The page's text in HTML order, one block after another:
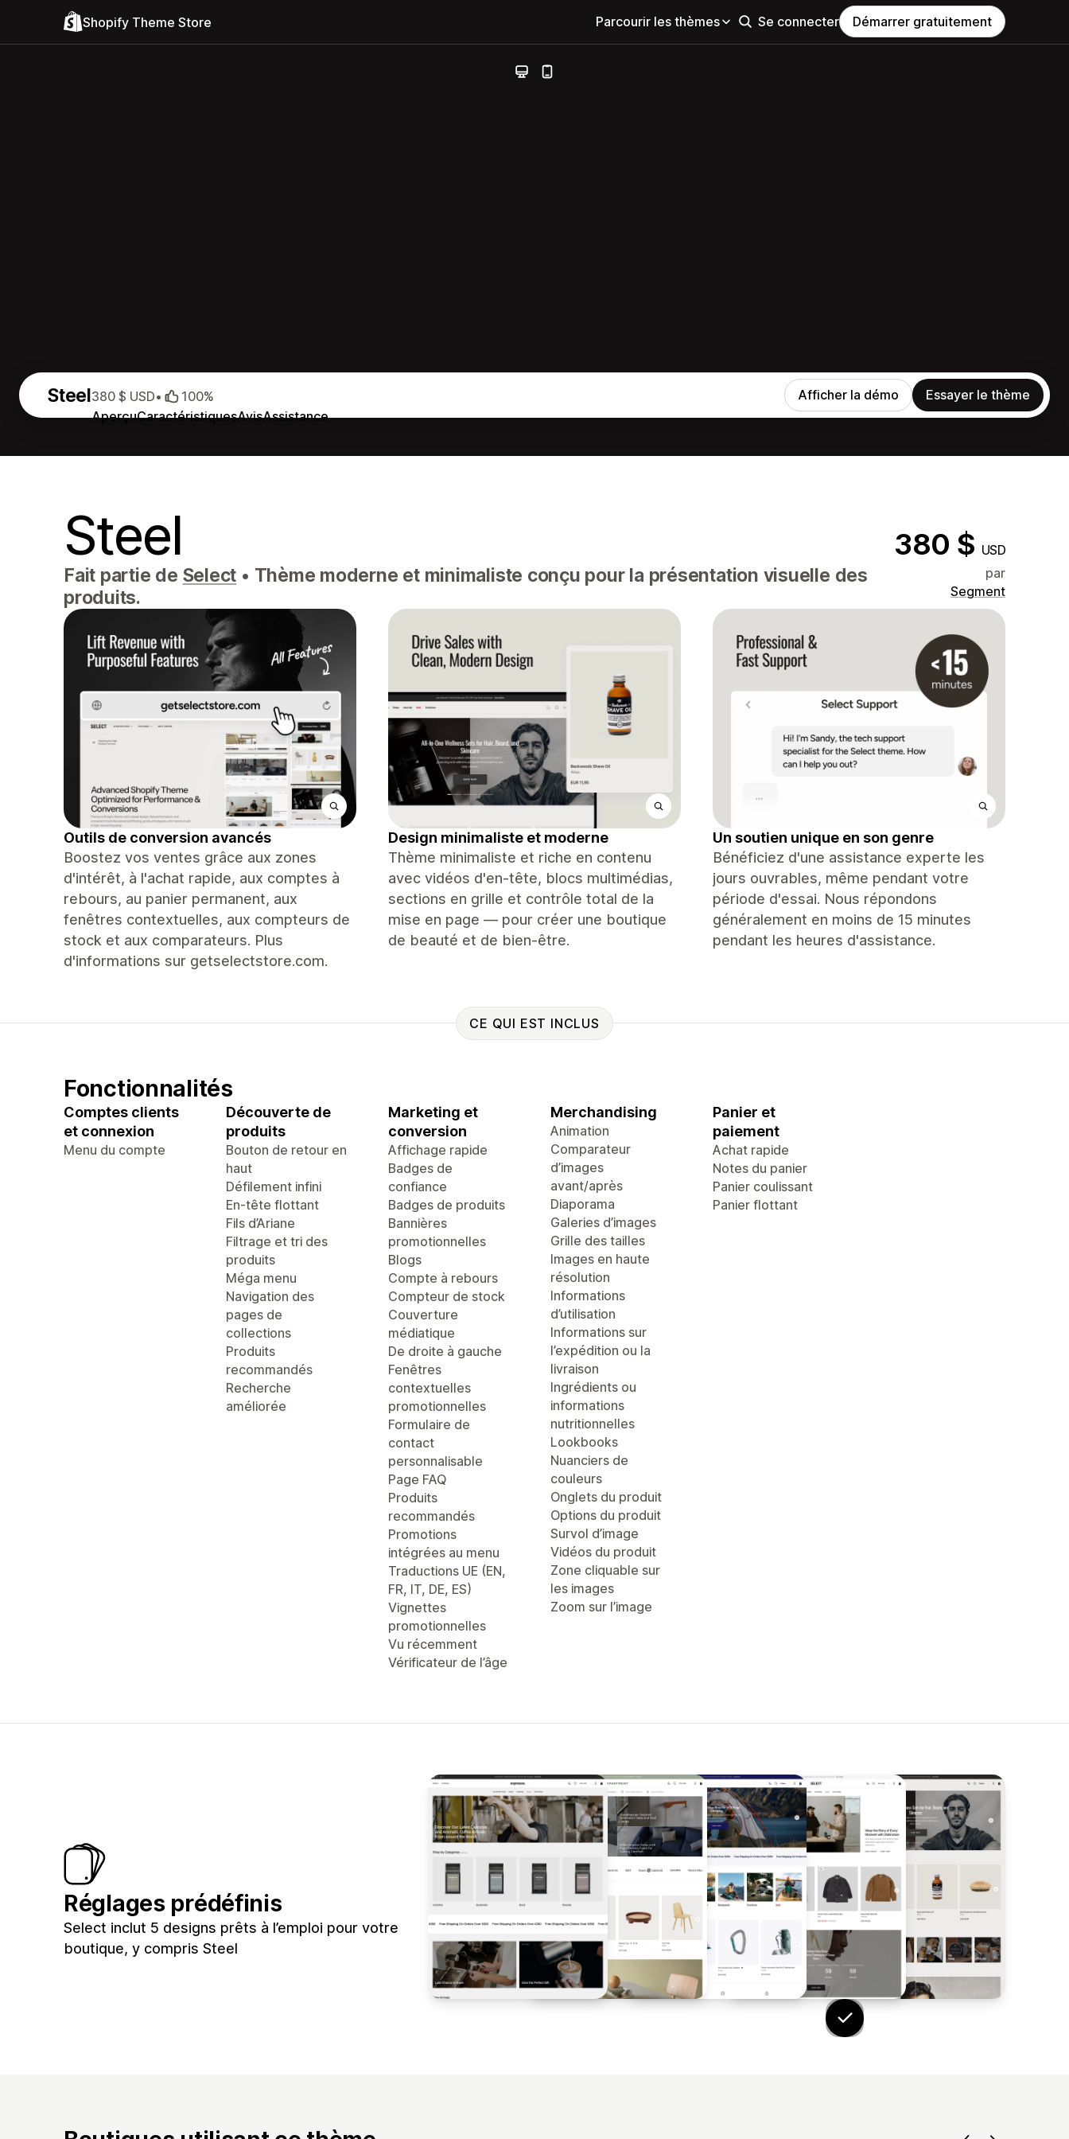
Shopify Theme Store Parcourir les thèmes Se connecter Démarrer gratuitement
Steel
AperçuCaractéristiquesAvisAssistance
380 $ USD• 100% Afficher la démo Essayer le thème
Steel 380 $ USD
Fait partie de Select • Thème moderne et minimaliste conçu pour la présentation visuelle des
produits.
par
Segment
Outils de conversion avancés
Boostez vos ventes grâce aux zones
d'intérêt, à l'achat rapide, aux comptes à
rebours, au panier permanent, aux
fenêtres contextuelles, aux compteurs de
stock et aux comparateurs. Plus
d'informations sur getselectstore.com.
Design minimaliste et moderne
Thème minimaliste et riche en contenu
avec vidéos d'en-tête, blocs multimédias,
sections en grille et contrôle total de la
mise en page — pour créer une boutique
de beauté et de bien-être.
Un soutien unique en son genre
Bénéficiez d'une assistance experte les
jours ouvrables, même pendant votre
période d'essai. Nous répondons
généralement en moins de 15 minutes
pendant les heures d'assistance.
CE QUI EST INCLUS
Fonctionnalités
Comptes clients
et connexion
Menu du compte
Découverte de
produits
Bouton de retour en
haut
Défilement infini
En-tête flottant
Fils d’Ariane
Filtrage et tri des
produits
Méga menu
Navigation des
pages de
collections
Produits
recommandés
Recherche
améliorée
Marketing et
conversion
Affichage rapide
Badges de
confiance
Badges de produits
Bannières
promotionnelles
Blogs
Compte à rebours
Compteur de stock
Couverture
médiatique
De droite à gauche
Fenêtres
contextuelles
promotionnelles
Formulaire de
contact
personnalisable
Page FAQ
Produits
recommandés
Promotions
intégrées au menu
Traductions UE (EN,
FR, IT, DE, ES)
Vignettes
promotionnelles
Vu récemment
Vérificateur de l’âge
Merchandising
Animation
Comparateur
d’images
avant/après
Diaporama
Galeries d’images
Grille des tailles
Images en haute
résolution
Informations
d’utilisation
Informations sur
l’expédition ou la
livraison
Ingrédients ou
informations
nutritionnelles
Lookbooks
Nuanciers de
couleurs
Onglets du produit
Options du produit
Survol d’image
Vidéos du produit
Zone cliquable sur
les images
Zoom sur l’image
Panier et
paiement
Achat rapide
Notes du panier
Panier coulissant
Panier flottant
Réglages prédéfinis
Select inclut 5 designs prêts à l’emploi pour votre
boutique, y compris Steel